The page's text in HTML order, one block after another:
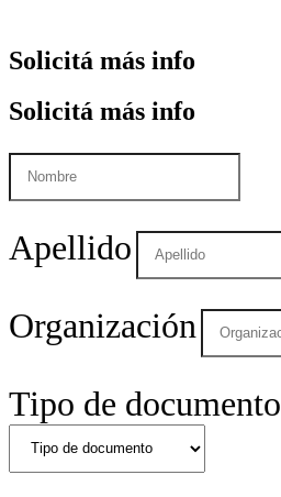
Solicitá más info
Solicitá más info
Apellido
Organización
Tipo de documento